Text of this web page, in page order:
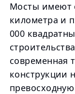
Мосты имеют
километра и
000
современная
конструкции